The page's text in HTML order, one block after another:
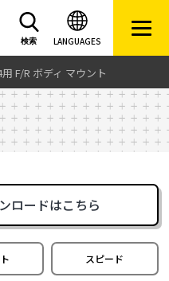
LANGUAGES
検索
F/R ボディ マウント
ロードはこちら
スピード